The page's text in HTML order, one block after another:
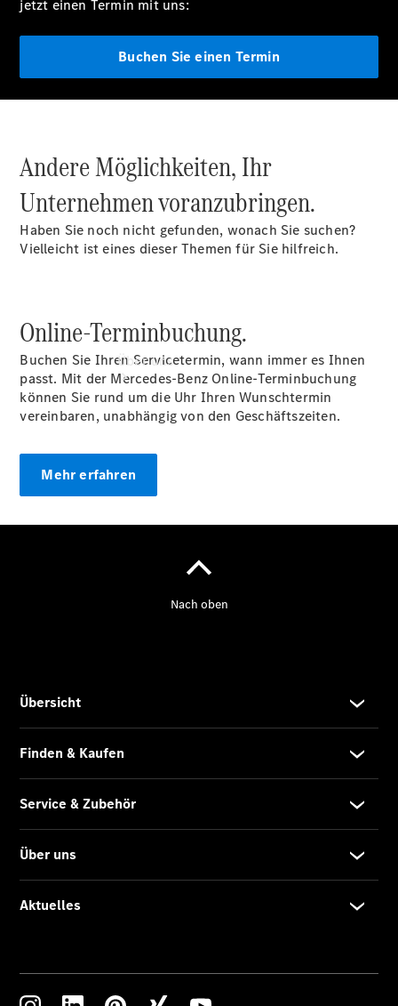
Individuelle
Intelligente
Fahrzeugsteuerung
Mercedes-
Servicetermin
vereinbaren
Über uns
Ansprechpartner
jetzt einen Termin mit uns:
Buchen Sie einen Termin
Andere Möglichkeiten, Ihr
Unternehmen voranzubringen.
Haben Sie noch nicht gefunden, wonach Sie suchen?
Vielleicht ist eines dieser Themen für Sie hilfreich.
Online-Terminbuchung.
Buchen Sie Ihren Servicetermin, wann immer es Ihnen
passt. Mit der Mercedes-Benz Online-Terminbuchung
können Sie rund um die Uhr Ihren Wunschtermin
vereinbaren, unabhängig von den Geschäftszeiten.
Mehr erfahren